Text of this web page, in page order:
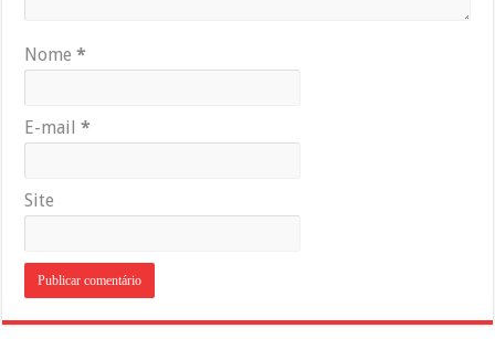
Nome*
E-mail*
Site